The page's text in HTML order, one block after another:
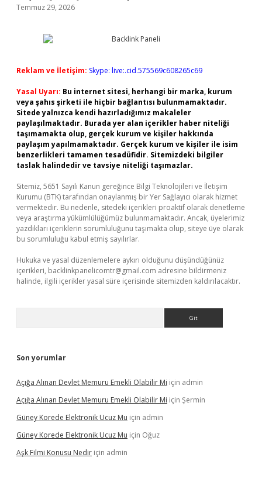
Temmuz 29, 2026
Reklam ve İletişim: Skype: live:.cid.575569c608265c69
Yasal Uyarı: Bu internet sitesi, herhangi bir marka, kurum
veya şahıs şirketi ile hiçbir bağlantısı bulunmamaktadır.
Sitede yalnızca kendi hazırladığımız makaleler
paylaşılmaktadır. Burada yer alan içerikler haber niteliği
taşımamakta olup, gerçek kurum ve kişiler hakkında
paylaşım yapılmamaktadır. Gerçek kurum ve kişiler ile isim
benzerlikleri tamamen tesadüfidir. Sitemizdeki bilgiler
taslak halindedir ve tavsiye niteliği taşımazlar.
Sitemiz, 5651 Sayılı Kanun gereğince Bilgi Teknolojileri ve İletişim
Kurumu (BTK) tarafından onaylanmış bir Yer Sağlayıcı olarak hizmet
vermektedir. Bu nedenle, sitedeki içerikleri proaktif olarak denetleme
veya araştırma yükümlülüğümüz bulunmamaktadır. Ancak, üyelerimiz
yazdıkları içeriklerin sorumluluğunu taşımakta olup, siteye üye olarak
bu sorumluluğu kabul etmiş sayılırlar.
Hukuka ve yasal düzenlemelere aykırı olduğunu düşündüğünüz
içerikleri, backlinkpanelicomtr@gmail.com adresine bildirmeniz
halinde, ilgili içerikler yasal süre içerisinde sitemizden kaldırılacaktır.
Son yorumlar
Açığa Alınan Devlet Memuru Emekli Olabilir Mi için admin
Açığa Alınan Devlet Memuru Emekli Olabilir Mi için Şermin
Güney Korede Elektronik Ucuz Mu için admin
Güney Korede Elektronik Ucuz Mu için Oğuz
Aşk Filmi Konusu Nedir için admin